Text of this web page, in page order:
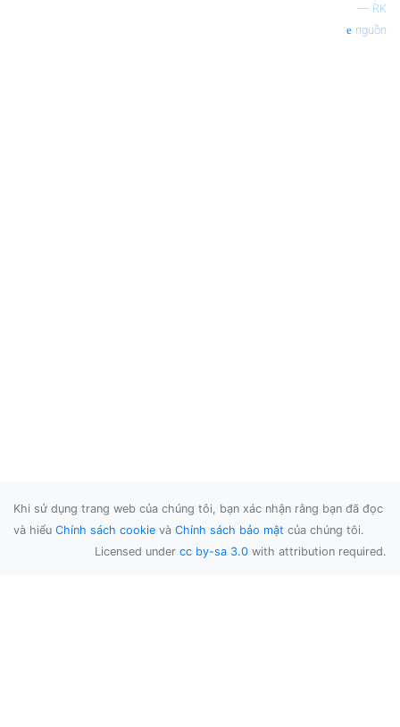
— RK
nguồn
Khi sử dụng trang web của chúng tôi, bạn xác nhận rằng bạn đã đọc
và hiểu Chính sách cookie và Chính sách bảo mật của chúng tôi.
Licensed under cc by-sa 3.0 with attribution required.